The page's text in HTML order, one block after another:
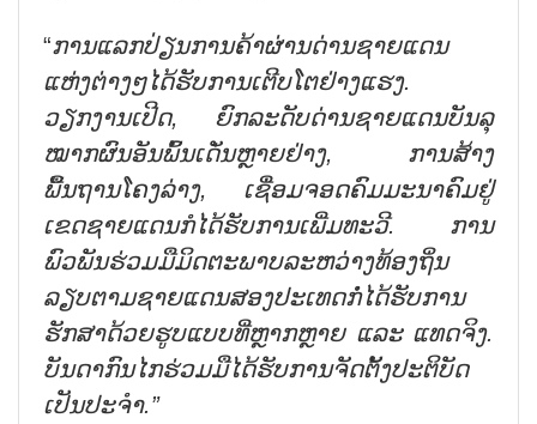
“ການແລກປ່ຽນການຄ້າຜ່ານດ່ານຊາຍແດນ
ແຫ່ງຕ່າງໆໄດ້ຮັບການເຕີບໂຕຢ່າງແຮງ.
ວຽກງານເປີດ, ຍົກລະດັບດ່ານຊາຍແດນບັນລຸ
ໝາກຜົນອັນພົ້ນເດັ່ນຫຼາຍຢ່າງ, ການສ້າງ
ພື້ນຖານໂຄງລ່າງ, ເຊື່ອມຈອດຄົມມະນາຄົມຢູ່
ເຂດຊາຍແດນກໍໄດ້ຮັບການເພີ່ມທະວີ. ການ
ພົວພັນຮ່ວມມືມິດຕະພາບລະຫວ່າງທ້ອງຖິ່ນ
ລຽບຕາມຊາຍແດນສອງປະເທດກໍ່ໄດ້ຮັບການ
ຮັກສາດ້ວຍຮູບແບບທີ່ຫຼາກຫຼາຍ ແລະ ແທດຈິງ.
ບັນດາກົນໄກຮ່ວມມືໄດ້ຮັບການຈັດຕັ້ງປະຕິບັດ
ເປັນປະຈຳ.”